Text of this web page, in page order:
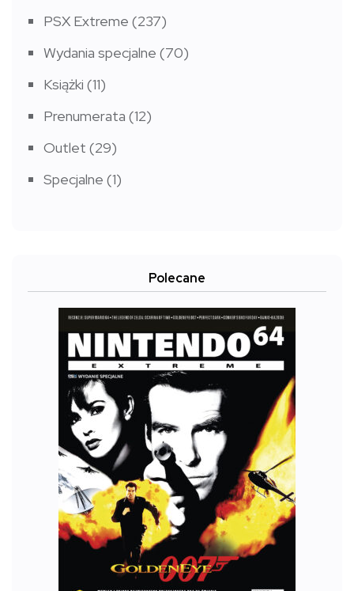
PSX Extreme (237)
Wydania specjalne (70)
Książki (11)
Prenumerata (12)
Outlet (29)
Specjalne (1)
Polecane